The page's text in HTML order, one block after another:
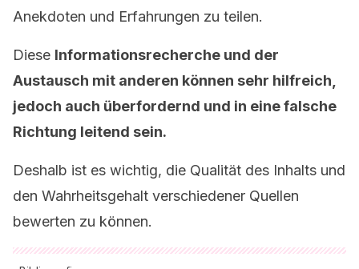
Anekdoten und Erfahrungen zu teilen.
Diese Informationsrecherche und der
Austausch mit anderen können sehr hilfreich,
jedoch auch überfordernd und in eine falsche
Richtung leitend sein.
Deshalb ist es wichtig, die Qualität des Inhalts und
den Wahrheitsgehalt verschiedener Quellen
bewerten zu können.